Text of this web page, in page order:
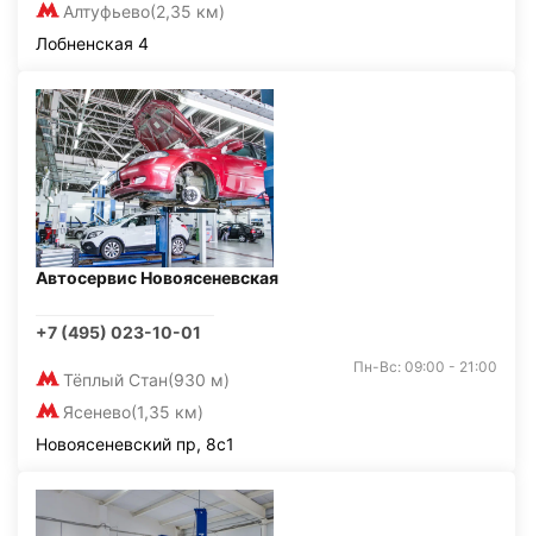
Алтуфьево(2,35 км)
Лобненская 4
Автосервис Новоясеневская
+7 (495) 023-10-01
Тёплый Стан(930 м)
Ясенево(1,35 км)
Пн-Вс: 09:00 - 21:00
Новоясеневский пр, 8с1